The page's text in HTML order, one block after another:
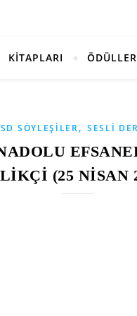
KİTAPLARI
SD SÖYLEŞILER, SESLI
(25 NİSAN